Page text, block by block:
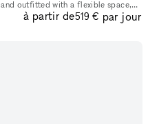
breezes in a prime lo
à partir de519 € par jour